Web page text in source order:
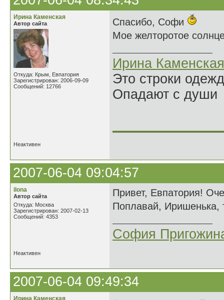
Ирина Каменская
Автор сайта
Откуда: Крым, Евпатория
Зарегистрирован: 2006-09-09
Сообщений: 12766
Спасибо, Софи
Мое желторотое
Ирина Каменская
Это строки
Опадают с души
Неактивен
2007-06-04 09:04:57
ilona
Автор сайта
Откуда: Москва
Зарегистрирован: 2007-02-13
Сообщений: 4353
Привет, Евпатория!
Поплавай, Иришенька,
София
Неактивен
2007-06-04 09:49:34
Ирина Каменская